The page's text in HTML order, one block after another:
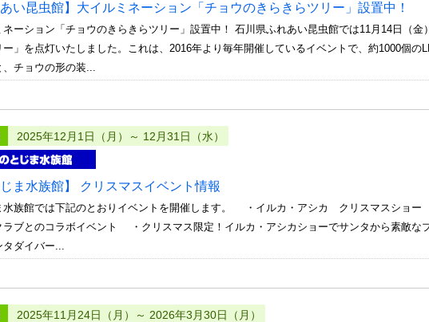
あい昆虫館】大イルミネーション「チョウのきらきらツリー」設置中！
ネーション「チョウのきらきらツリー」設置中！ 石川県ふれあい昆虫館では11月14日（
ー」を点灯いたしました。これは、2016年より毎年開催しているイベントで、約1000個の
、チョウの形の装...
2025年12月1日（月）～ 12月31日（水）
じま水族館】 クリスマスイベント情報
水族館では下記のとおりイベントを開催します。 ・イルカ・アシカ クリスマスショ
ラブとのコラボイベント ・クリスマス限定！イルカ・アシカショーでサンタから素敵
ダイバー...
2025年11月24日（月）～ 2026年3月30日（月）